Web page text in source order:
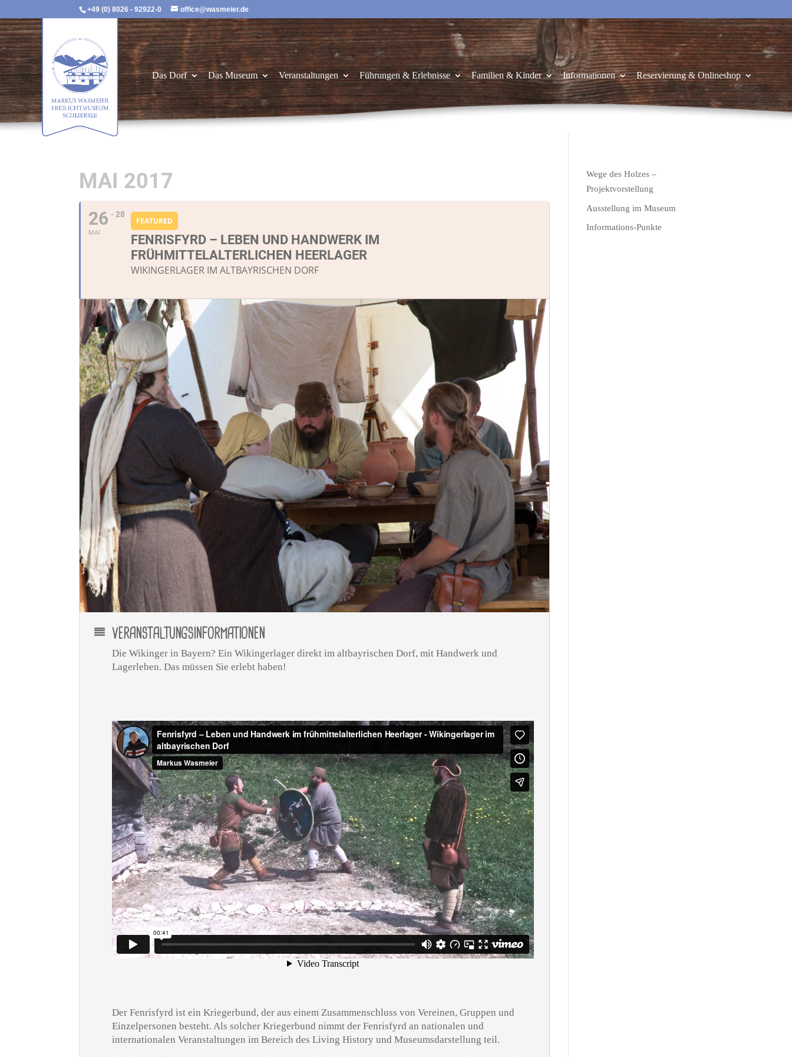
+49 (0) 8026 - 92922-0 office@wasmeier.de
Das Dorf Das Museum Veranstaltungen Führungen & Erlebnisse Familien & Kinder Informationen Reservierung & Onlineshop
MAI 2017
26
MAI
- 28
FEATURED
FENRISFYRD – LEBEN UND HANDWERK IM
FRÜHMITTELALTERLICHEN HEERLAGER
WIKINGERLAGER IM ALTBAYRISCHEN DORF
VERANSTALTUNGSINFORMATIONEN
Die Wikinger in Bayern? Ein Wikingerlager direkt im altbayrischen Dorf, mit Handwerk und
Lagerleben. Das müssen Sie erlebt haben!
Der Fenrisfyrd ist ein Kriegerbund, der aus einem Zusammenschluss von Vereinen, Gruppen und
Einzelpersonen besteht. Als solcher Kriegerbund nimmt der Fenrisfyrd an nationalen und
internationalen Veranstaltungen im Bereich des Living History und Museumsdarstellung teil.
Wege des Holzes –
Projektvorstellung
Ausstellung im Museum
Informations-Punkte